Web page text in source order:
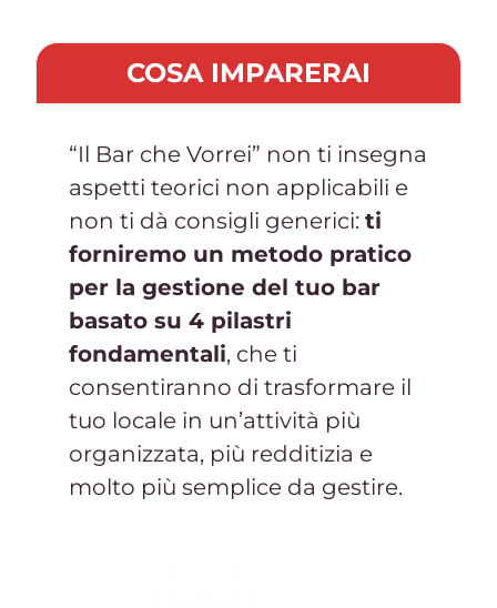
COSA IMPARERAI
“Il Bar che Vorrei” non ti insegna
aspetti teorici non applicabili e
non ti dà consigli generici:ti
forniremo un metodo pratico
per la gestione del tuo bar
basato su 4 pilastri
fondamentali, che ti
consentiranno di trasformare il
tuo locale in un’attività più
organizzata, più redditizia e
molto più semplice da gestire.